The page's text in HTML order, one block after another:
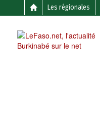
Les régionales